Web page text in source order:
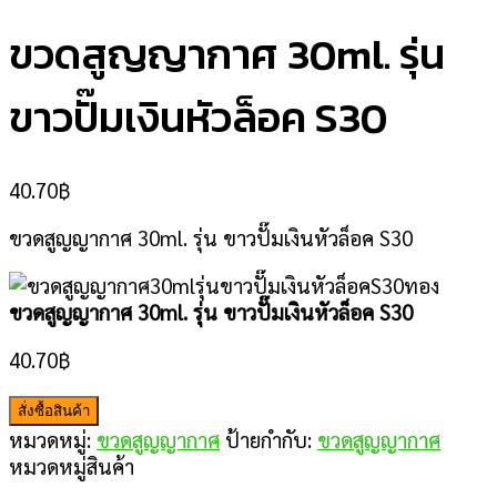
ขวดสูญญากาศ 30ml. รุ่น
ขาวปั๊มเงินหัวล็อค S30
40.70฿
ขวดสูญญากาศ 30ml. รุ่น ขาวปั๊มเงินหัวล็อค S30
ขวดสูญญากาศ 30ml. รุ่น ขาวปั๊มเงินหัวล็อค S30
40.70฿
สั่งซื้อสินค้า
หมวดหมู่: ขวดสูญญากาศ ป้ายกำกับ: ขวดสูญญากาศ
หมวดหมู่สินค้า